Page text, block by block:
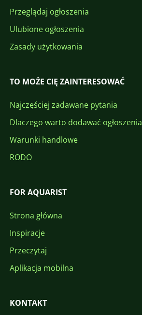
Przeglądaj ogłoszenia
Ulubione ogłoszenia
Zasady użytkowania
TO MOŻE CIĘ ZAINTERESOWAĆ
Najczęściej zadawane pytania
Dlaczego warto dodawać ogłoszenia
Warunki handlowe
RODO
FOR AQUARIST
Strona główna
Inspiracje
Przeczytaj
Aplikacja mobilna
KONTAKT